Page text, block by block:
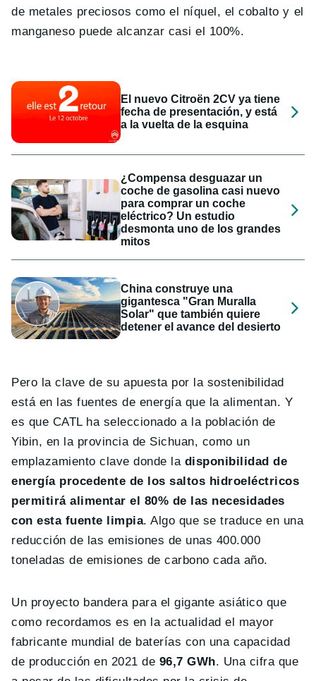
de metales preciosos como el níquel, el cobalto y el
manganeso puede alcanzar casi el 100%.
El nuevo Citroën 2CV ya tiene
fecha de presentación, y está
a la vuelta de la esquina
¿Compensa desguazar un
coche de gasolina casi nuevo
para comprar un coche
eléctrico? Un estudio
desmonta uno de los grandes
mitos
China construye una
gigantesca "Gran Muralla
Solar" que también quiere
detener el avance del desierto
Pero la clave de su apuesta por la sostenibilidad
está en las fuentes de energía que la alimentan. Y
es que CATL ha seleccionado a la población de
Yibin, en la provincia de Sichuan, como un
emplazamiento clave donde la disponibilidad de
energía procedente de los saltos hidroeléctricos
permitirá alimentar el 80% de las necesidades
con esta fuente limpia. Algo que se traduce en una
reducción de las emisiones de unas 400.000
toneladas de emisiones de carbono cada año.
Un proyecto bandera para el gigante asiático que
como recordamos es en la actualidad el mayor
fabricante mundial de baterías con una capacidad
de producción en 2021 de 96,7 GWh. Una cifra que